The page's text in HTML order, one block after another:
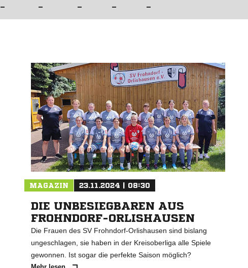
– – – – –
MAGAZIN 23.11.2024 | 08:30
DIE UNBESIEGBAREN AUS
FROHNDORF-ORLISHAUSEN
Die Frauen des SV Frohndorf-Orlishausen sind bislang
ungeschlagen, sie haben in der Kreisoberliga alle Spiele
gewonnen. Ist sogar die perfekte Saison möglich?